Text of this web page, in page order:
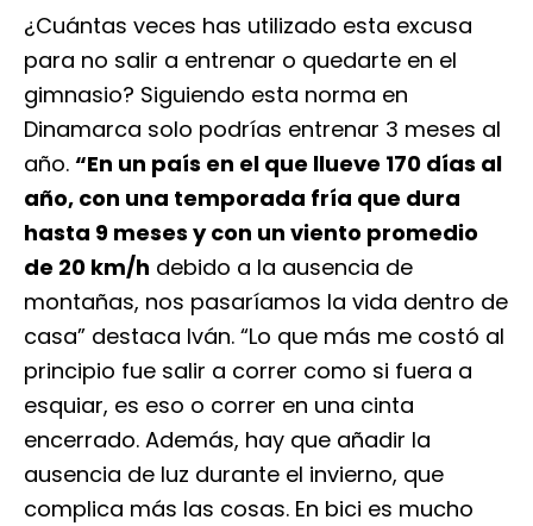
¿Cuántas veces has utilizado esta excusa
para no salir a entrenar o quedarte en el
gimnasio? Siguiendo esta norma en
Dinamarca solo podrías entrenar 3 meses al
año. “En un país en el que llueve 170 días al
año, con una temporada fría que dura
hasta 9 meses y con un viento promedio
de 20 km/h debido a la ausencia de
montañas, nos pasaríamos la vida dentro de
casa” destaca Iván. “Lo que más me costó al
principio fue salir a correr como si fuera a
esquiar, es eso o correr en una cinta
encerrado. Además, hay que añadir la
ausencia de luz durante el invierno, que
complica más las cosas. En bici es mucho